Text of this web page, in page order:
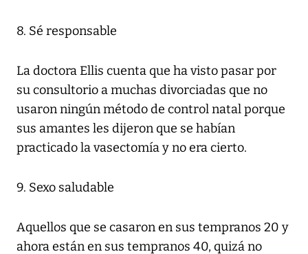
8. Sé responsable
La doctora Ellis cuenta que ha visto pasar por
su consultorio a muchas divorciadas que no
usaron ningún método de control natal porque
sus amantes les dijeron que se habían
practicado la vasectomía y no era cierto.
9. Sexo saludable
Aquellos que se casaron en sus tempranos 20 y
ahora están en sus tempranos 40, quizá no